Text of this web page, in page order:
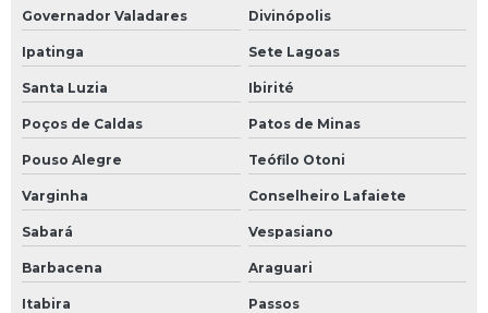
Governador Valadares Divinópolis
Ipatinga Sete Lagoas
Santa Luzia Ibirité
Poços de Caldas Patos de Minas
Pouso Alegre Teófilo Otoni
Varginha Conselheiro Lafaiete
Sabará Vespasiano
Barbacena Araguari
Itabira Passos